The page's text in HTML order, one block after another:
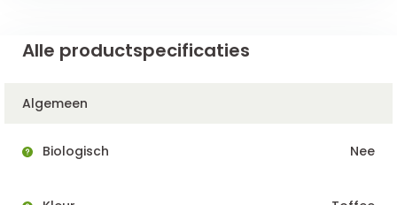
Alle productspecificaties
Algemeen
Biologisch Nee